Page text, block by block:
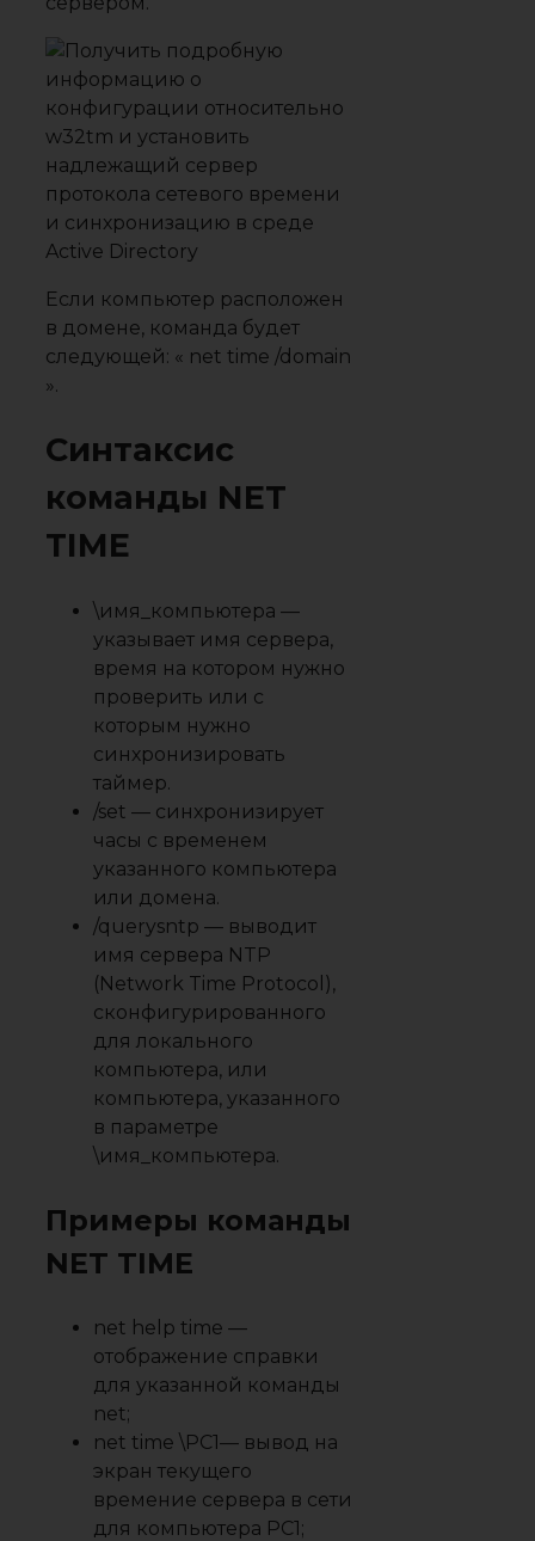
Если компьютер расположен
в домене, команда будет
следующей: « net time /domain
».
Синтаксис
команды NET
TIME
\имя_компьютера —
указывает имя сервера,
время на котором нужно
проверить или с
которым нужно
синхронизировать
таймер.
/set — синхронизирует
часы с временем
указанного компьютера
или домена.
/querysntp — выводит
имя сервера NTP
(Network Time Protocol),
сконфигурированного
для локального
компьютера, или
компьютера, указанного
в параметре
\имя_компьютера.
Примеры команды
NET TIME
net help time —
отображение справки
для указанной команды
net;
net time \PC1— вывод на
экран текущего
времение сервера в сети
для компьютера PC1;